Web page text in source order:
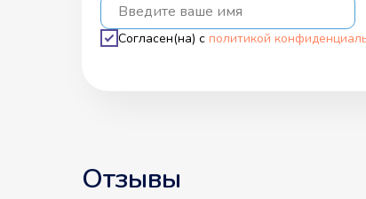
Введите ваше имя
Согласен(на) с политикой
Отзывы